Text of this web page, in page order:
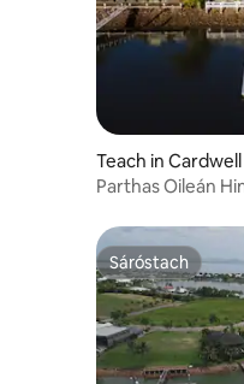
Teach in Cardwell
Parthas Oileán
Sáróstach
Sáróstach